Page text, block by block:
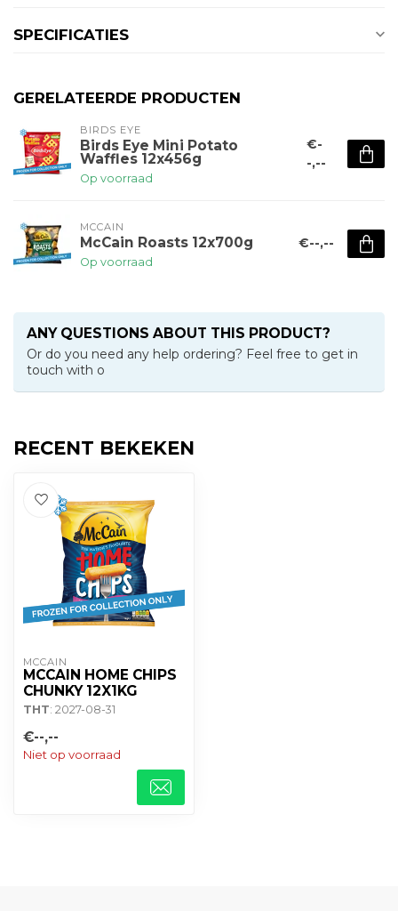
SPECIFICATIES
GERELATEERDE PRODUCTEN
BIRDS EYE
Birds Eye Mini Potato
Waffles 12x456g
Op voorraad
€-
-,--
MCCAIN
McCain Roasts 12x700g
Op voorraad
€--,--
ANY QUESTIONS ABOUT THIS PRODUCT?
Or do you need any help ordering? Feel free to get in
touch with o
RECENT BEKEKEN
MCCAIN
MCCAIN HOME CHIPS
CHUNKY 12X1KG
THT: 2027-08-31
€--,--
Niet op voorraad